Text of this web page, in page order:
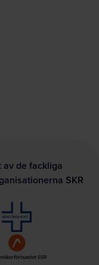
de fackliga
SKR